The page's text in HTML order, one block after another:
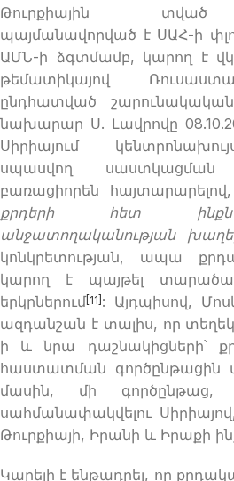
Թուրքիային տված
պայմանավորված է ՍԱՀ-ի
ԱՄՆ-ի ձգտմամբ, կարող է
թեմատիկայով
ընդհատված
նախարար Ս. Լավրովը
Սիրիայում
սպասվող
բառացիորեն
քրդերի
հետ
անջատողականության
կոնկրետության, ապա
կարող է պայթել
երկրներում[11] : Այդպիսով,
ազդանշան է տալիս, որ
ի և նրա դաշնակիցների՝
հաստատման գործընթացին
մասին, մի գործընթաց,
սահմանափակվելու
Թուրքիայի, Իրանի և Իրաքի
Կարելի է ենթադրել, որ